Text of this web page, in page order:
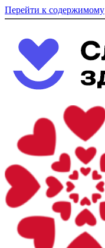
Перейти к содержимому